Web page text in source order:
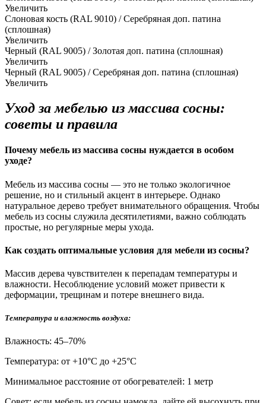
Увеличить
Слоновая кость (RAL 9010) / Серебряная доп. патина
(сплошная)
Увеличить
Черный (RAL 9005) / Золотая доп. патина (сплошная)
Увеличить
Черный (RAL 9005) / Серебряная доп. патина (сплошная)
Увеличить
Уход за мебелью из массива сосны:
советы и правила
Почему мебель из массива сосны нуждается в особом
уходе?
Мебель из массива сосны — это не только экологичное
решение, но и стильный акцент в интерьере. Однако
натуральное дерево требует внимательного обращения. Чтобы
мебель из сосны служила десятилетиями, важно соблюдать
простые, но регулярные меры ухода.
Как создать оптимальные условия для мебели из сосны?
Массив дерева чувствителен к перепадам температуры и
влажности. Несоблюдение условий может привести к
деформации, трещинам и потере внешнего вида.
Температура и влажность воздуха:
Влажность: 45–70%
Температура: от +10°С до +25°С
Минимальное расстояние от обогревателей: 1 метр